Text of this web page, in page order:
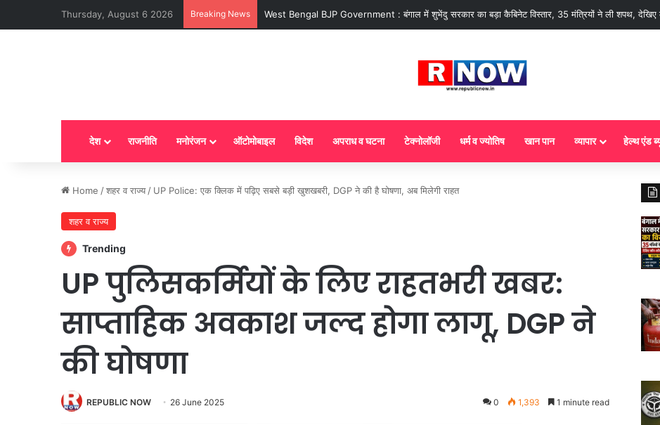
Thursday, August 6 2026 Breaking News LPG New Rules : आज से गैस सिलेंडर के 5 नए नियम लागू! जानें किसका कटेगा कनेक्शन, कितने दिन बाद होगी
देश राजनीति मनोरंजन ऑटोमोबाइल विदेश अपराध व घटना टेक्नोलॉजी धर्म व ज्योतिष खान पान व्यापार हेल्थ एंड
Home /शहर व राज्य / UP Police: एक क्लिक में पढ़िए सबसे बड़ी खुशखबरी, DGP ने की है घोषणा, अब मिलेगी राहत
शहर व राज्य
Trending
UP पुलिसकर्मियों के लिए राहतभरी खबर:
साप्ताहिक अवकाश जल्द होगा लागू, DGP ने
की घोषणा
REPUBLIC NOW 26 June 2025 0 1,393 1 minute read